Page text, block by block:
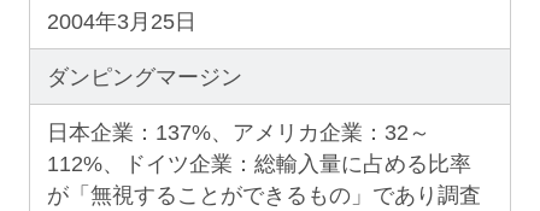
2004年3月25日
ダンピングマージン
日本企業：137%、アメリカ企業：32～
112%、ドイツ企業：総輸入量に占める比率
が「無視することができるもの」であり調査